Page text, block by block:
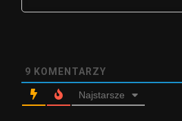
9 KOMENTARZY
Najstarsze